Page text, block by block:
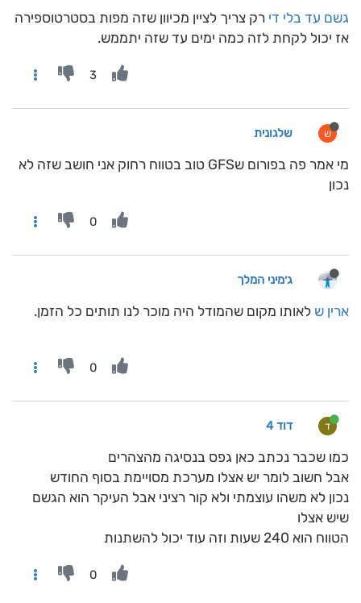
גשם עד בלי די רק צריך לציין מכיוון שזה מפות בסטרטוספירה
אז יכול לקחת לזה כמה ימים עד שזה יתממש.
3
ש שלגונית
מי אמר פה בפורום שGFS טוב בטווח רחוק אני חושב שזה לא
נכון
0
ג׳מיני המלך
ארין ש לאותו מקום שהמודל היה מוכר לנו תותים כל הזמן.
0
ד דוד 4
כמו שכבר נכתב כאן גפס בנסיגה מהצהרים
אבל חשוב לומר יש אצלו מערכת מסויימת בסוף החודש
נכון לא משהו עוצמתי ולא קור רציני אבל העיקר הוא הגשם
שיש אצלו
הטווח הוא 240 שעות וזה עוד יכול להשתנות
0